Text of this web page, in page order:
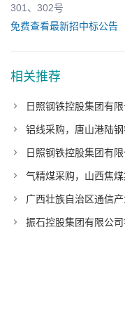
301、302号
免费查看最新招中标公告
相关推荐
日照钢铁控股集团有限
铝线采购，唐山港陆
日照钢铁控股集团有
气精煤采购，山西焦
广西壮族自治区通信产业服务有
振石控股集团有限公